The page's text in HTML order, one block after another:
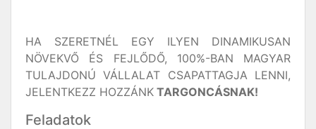
HA SZERETNÉL EGY ILYEN DINAMIKUSAN
NÖVEKVŐ ÉS FEJLŐDŐ, 100%-BAN MAGYAR
TULAJDONÚ VÁLLALAT CSAPATTAGJA LENNI,
JELENTKEZZ HOZZÁNK TARGONCÁSNAK!
Feladatok